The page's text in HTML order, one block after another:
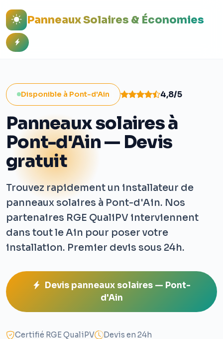
Panneaux Solaires & Économies
Disponible à Pont-d'Ain 4,8/5
Panneaux solaires à
Pont-d'Ain — Devis
gratuit
Trouvez rapidement un installateur de
panneaux solaires à Pont-d'Ain. Nos
partenaires RGE QualiPV interviennent
dans tout le Ain pour poser votre
installation. Premier devis sous 24h.
Devis panneaux solaires — Pont-
d'Ain
Certifié RGE QualiPV
Devis en 24h